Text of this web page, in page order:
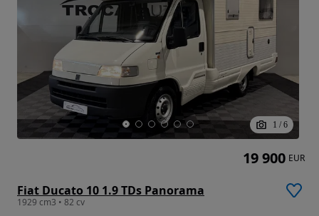
1 / 6
Fiat Ducato 10 1.9 TDs Panorama
1929 cm3 • 82 cv
19 900 EUR